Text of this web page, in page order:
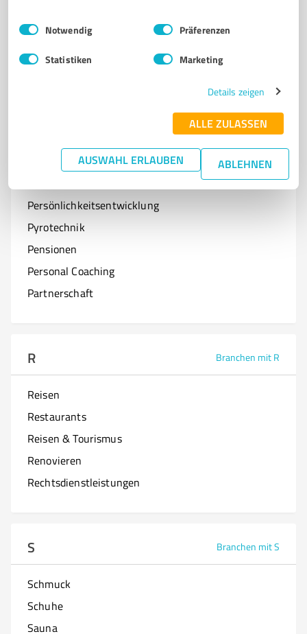
Impressum Datenschutzbestimmungen
Einwilligungsauswahl
Notwendig Präferenzen
Statistiken Marketing
Details zeigen
ALLE ZULASSEN
AUSWAHL ERLAUBEN ABLEHNEN
Optiker
Onlineshops
Branchen mit P
Persönlichkeitsentwicklung
Pyrotechnik
Pensionen
Personal Coaching
Partnerschaft
R Branchen mit R
Reisen
Restaurants
Reisen & Tourismus
Renovieren
Rechtsdienstleistungen
S Branchen mit S
Schmuck
Schuhe
Sauna